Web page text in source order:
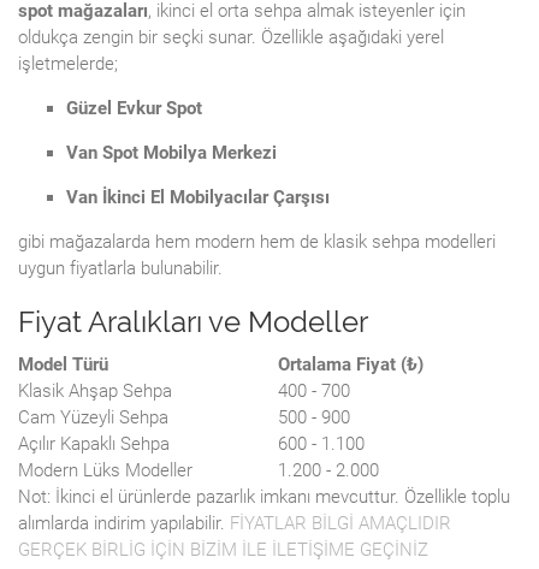
spot mağazaları, ikinci el orta sehpa almak isteyenler için
oldukça zengin bir seçki sunar. Özellikle aşağıdaki yerel
işletmelerde;
Güzel Evkur Spot
Van Spot Mobilya Merkezi
Van İkinci El Mobilyacılar Çarşısı
gibi mağazalarda hem modern hem de klasik sehpa modelleri
uygun fiyatlarla bulunabilir.
Fiyat Aralıkları ve Modeller
Model Türü
Ortalama Fiyat (₺)
Klasik Ahşap Sehpa 400 - 700
Cam Yüzeyli Sehpa
500 - 900
Açılır Kapaklı Sehpa
600 - 1.100
Modern Lüks Modeller
1.200 - 2.000
Not: İkinci el ürünlerde pazarlık imkanı mevcuttur. Özellikle toplu
alımlarda indirim yapılabilir. FİYATLAR BİLGİ AMAÇLIDIR
GERÇEK BİRLİG İÇİN BİZİM İLE İLETİŞİME GEÇİNİZ